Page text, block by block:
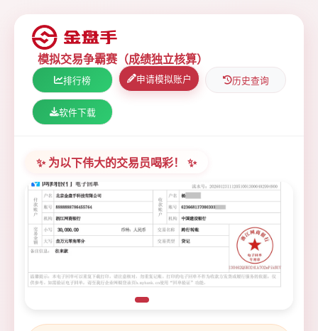
模拟交易争霸赛（成绩独立核算）
排行榜 申请模拟账户 历史查询
软件下载
✨ 为以下伟大的交易员喝彩！ ✨